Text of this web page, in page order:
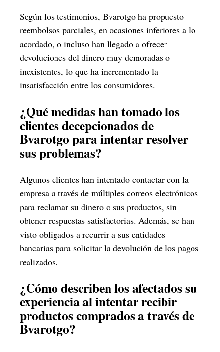
Según los testimonios, Bvarotgo ha propuesto
reembolsos parciales, en ocasiones inferiores a lo
acordado, o incluso han llegado a ofrecer
devoluciones del dinero muy demoradas o
inexistentes, lo que ha incrementado la
insatisfacción entre los consumidores.
¿Qué medidas han tomado los
clientes decepcionados de
Bvarotgo para intentar resolver
sus problemas?
Algunos clientes han intentado contactar con la
empresa a través de múltiples correos electrónicos
para reclamar su dinero o sus productos, sin
obtener respuestas satisfactorias. Además, se han
visto obligados a recurrir a sus entidades
bancarias para solicitar la devolución de los pagos
realizados.
¿Cómo describen los afectados su
experiencia al intentar recibir
productos comprados a través de
Bvarotgo?